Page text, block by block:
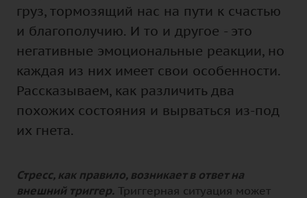
груз, тормозящий нас на пути к счастью
и благополучию. И то и другое - это
негативные эмоциональные реакции, но
каждая из них имеет свои особенности.
Рассказываем, как различить два
похожих состояния и вырваться из-под
их гнета.
Стресс, как правило, возникает в ответ на
внешний триггер. Триггерная ситуация может